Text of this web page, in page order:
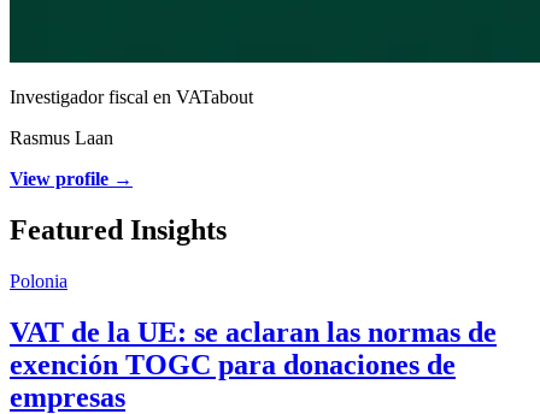
Investigador fiscal en VATabout
Rasmus Laan
View profile →
Featured Insights
Polonia
VAT de la UE: se aclaran las normas de
exención TOGC para donaciones de
empresas